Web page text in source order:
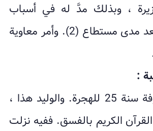
، وبذلك مدَّ له في أسباب
السلطان الى أبعد مدى مستطاع (2). وأمر معاوية
ولاه عثمان الكوفة سنة 25 للهجرة. والوليد هذا ،
الكريم بالفسق. ففيه نزلت